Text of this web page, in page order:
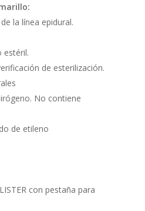
la línea epidural.
estéril.
de esterilización.
No contiene
de etileno
con pestaña para